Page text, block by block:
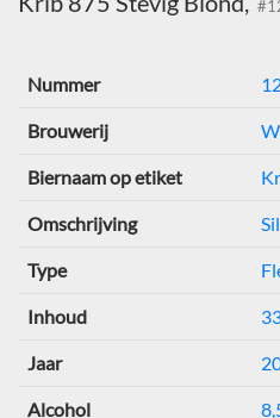
Nummer
Brouwerij
Biernaam op etiket
Omschrijving
Type
Inhoud
Jaar
Alcohol